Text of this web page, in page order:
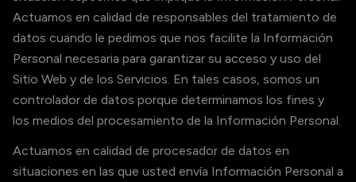
Actuamos en calidad de responsables del tratamiento de
datos cuando le pedimos que nos facilite la Información
Personal necesaria para garantizar su acceso y uso del
Sitio Web y de los Servicios. En tales casos, somos un
controlador de datos porque determinamos los fines y
los medios del procesamiento de la Información Personal.
Actuamos en calidad de procesador de datos en
situaciones en las que usted envía Información Personal a